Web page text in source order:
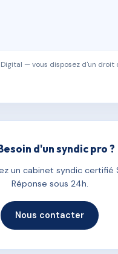
— vous disposez d'un droit
d'un syndic pro ?
un cabinet syndic certifié
Réponse sous 24h.
Nous contacter